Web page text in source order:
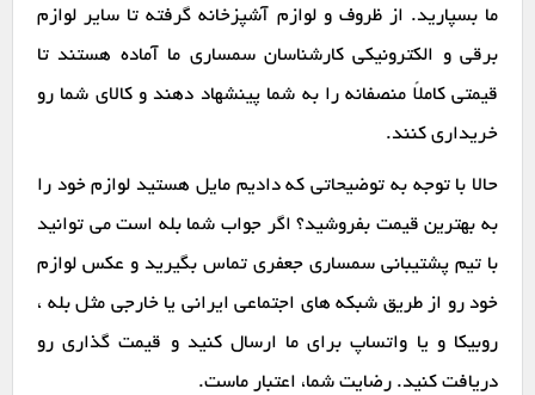
ما بسپارید. از ظروف و لوازم آشپزخانه گرفته تا سایر لوازم
برقی و الکترونیکی کارشناسان سمساری ما آماده هستند تا
قیمتی کاملاً منصفانه را به شما پینشهاد دهند و کالای شما رو
خریداری کنند.
حالا با توجه به توضیحاتی که دادیم مایل هستید لوازم خود را
به بهترین قیمت بفروشید؟ اگر جواب شما بله است می توانید
با تیم پشتیبانی سمساری جعفری تماس بگیرید و عکس لوازم
خود رو از طریق شبکه های اجتماعی ایرانی یا خارجی مثل بله ،
روبیکا و یا واتساپ برای ما ارسال کنید و قیمت گذاری رو
دریافت کنید. رضایت شما، اعتبار ماست.